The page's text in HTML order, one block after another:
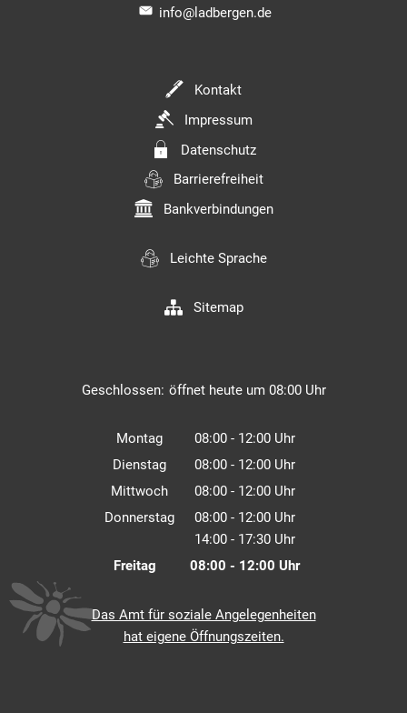
info@ladbergen.de
Kontakt
Impressum
Datenschutz
Barrierefreiheit
Bankverbindungen
Leichte Sprache
Sitemap
Klicken, um weitere Öffnungs- oder Schließzeiten
Geschlossen: öffnet heute um 08:00 Uhr
Montag 08:00- 12:00Uhr
Von 08:00 bis 12:00 Uhr
Dienstag 08:00- 12:00Uhr
Von 08:00 bis 12:00 Uhr
Mittwoch 08:00- 12:00Uhr
Von 08:00 bis 12:00 Uhr
Donnerstag 08:00- 12:00Uhr
Von 08:00 bis 12:00 Uhr
14:00- 17:30Uhr
Von 14:00 bis 17:30 Uhr
Freitag 08:00 - 12:00 Uhr
Das Amt für soziale Angelegenheiten
hat eigene Öffnungszeiten.